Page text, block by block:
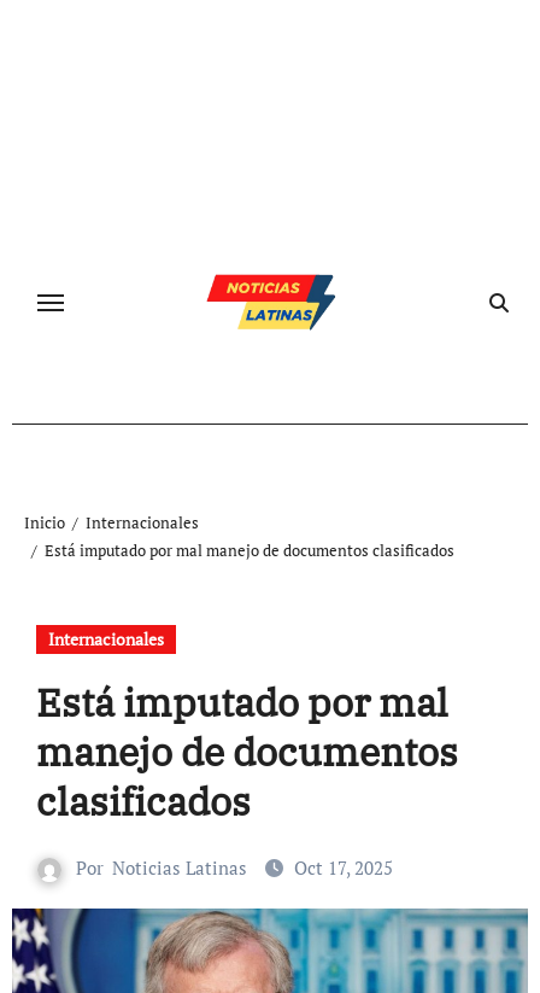
Inicio
Internacionales
Está imputado por mal manejo de documentos clasificados
Internacionales
Está imputado por mal
manejo de documentos
clasificados
Por Noticias Latinas Oct 17, 2025